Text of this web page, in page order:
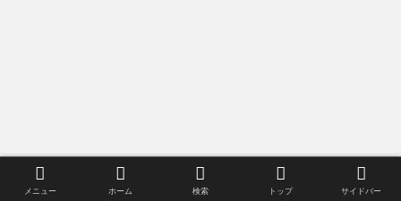
メニュー ホーム 検索 トップ サイドバー